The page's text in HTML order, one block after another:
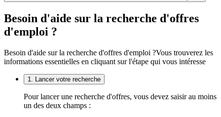
Besoin d'aide sur la recherche d'offres
d'emploi ?
Besoin d'aide sur la recherche d'offres d'emploi ?Vous trouverez les
informations essentielles en cliquant sur l'étape qui vous intéresse
1. Lancer votre recherche
Pour lancer une recherche d'offres, vous devez saisir au moins
un des deux champs :